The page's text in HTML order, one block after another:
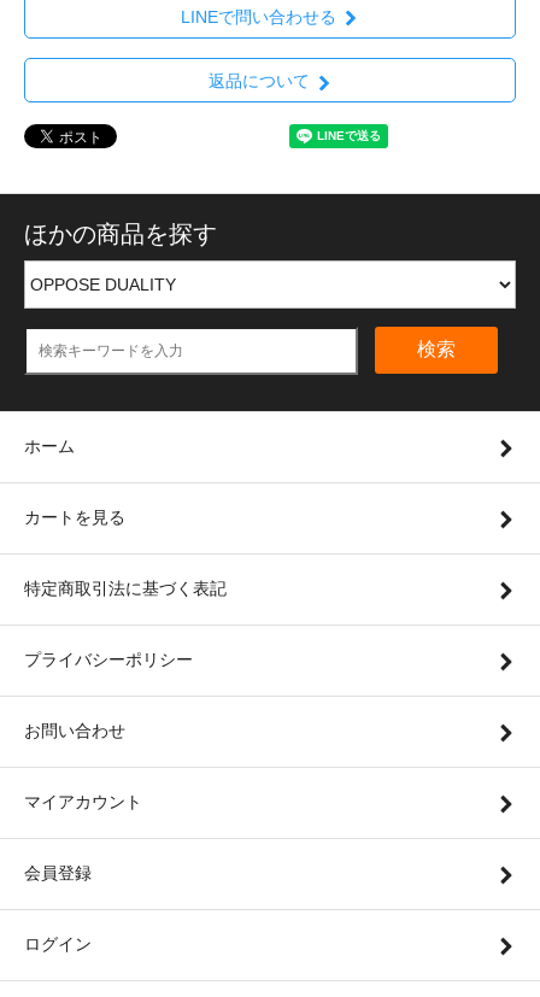
LINEで問い合わせる
返品について
ほかの商品を探す
検索
ホーム
カートを見る
特定商取引法に基づく表記
プライバシーポリシー
お問い合わせ
マイアカウント
会員登録
ログイン